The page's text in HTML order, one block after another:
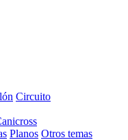
Circuito
Planos Otros temas